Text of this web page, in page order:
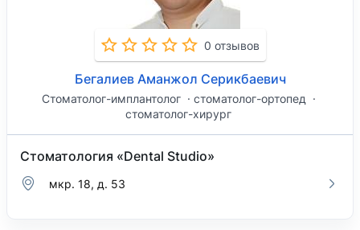
0 отзывов
Бегалиев Аманжол Серикбаевич
Стоматолог-имплантолог
стоматолог-ортопед
стоматолог-хирург
Стоматология «Dental Studio»
мкр. 18, д. 53